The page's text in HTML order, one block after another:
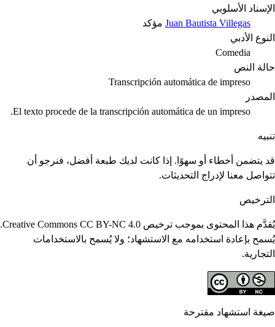
الإسناد الأسلوبي
Juan Bautista Villegas مؤكد
النوع الأدبي
Comedia
حالة النص
Transcripción automática de impreso
المصدر
El texto procede de la transcripción automática de un impreso.
تنبيه
قد يتضمن أخطاء أو سهوًا. إذا كانت لديك طبعة أفضل، فنرجو أن
تتواصل معنا لإدراج التحديثات.
الترخيص
يُقدَّم هذا المحتوى بموجب ترخيص Creative Commons CC BY-NC 4.0.
يُسمح بإعادة استخدامه مع الاستشهاد؛ ولا يُسمح بالاستخدامات
التجارية.
صيغة استشهاد مقترحة